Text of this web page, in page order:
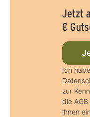
Jetzt
€
Ich
zur
die
ihnen